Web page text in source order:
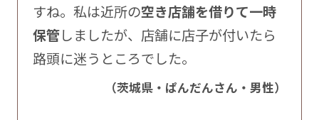
すね。私は近所の空き店舗を借りて一時
保管しましたが、店舗に店子が付いたら
路頭に迷うところでした。
（茨城県・ぱんだんさん・男性）